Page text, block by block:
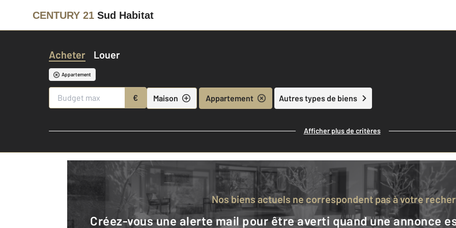
CENTURY 21 Sud Habitat
Acheter Louer
Appartement
€ Maison Appartement Autres types de biens
Afficher plus de critères
Nos biens actuels ne correspondent pas à votre
Créez-vous une alerte mail pour être averti quand une annonce est en ligne et consultez la